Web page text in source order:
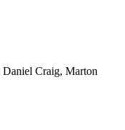
Daniel Craig, Marton